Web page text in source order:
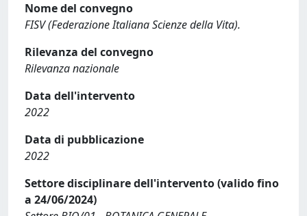
Nome del convegno
FISV (Federazione Italiana Scienze della Vita).
Rilevanza del convegno
Rilevanza nazionale
Data dell'intervento
2022
Data di pubblicazione
2022
Settore disciplinare dell'intervento (valido fino
a 24/06/2024)